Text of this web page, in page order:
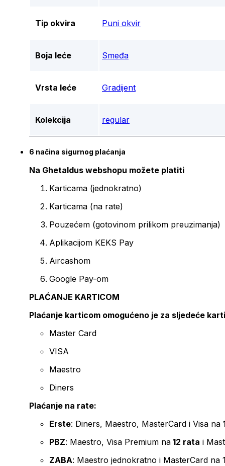
Tip okvira Puni okvir
Boja leće Smeđa
Vrsta leće Gradijent
Kolekcija regular
6 načina sigurnog plaćanja
Na Ghetaldus webshopu možete platiti
Karticama (jednokratno)
Karticama (na rate)
Pouzećem (gotovinom prilikom preuzimanja)
Aplikacijom KEKS Pay
Aircashom
Google Pay-om
PLAĆANJE KARTICOM
Plaćanje karticom omogućeno je za sljedeće
Master Card
VISA
Maestro
Diners
Plaćanje na rate:
Erste: Diners, Maestro, MasterCard i Visa na
PBZ: Maestro, Visa Premium na 12 rata i
ZABA: Maestro jednokratno i MasterCard na